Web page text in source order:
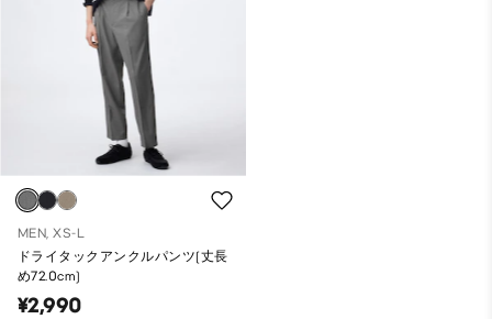
MEN, XS-L
ドライタックアンクルパンツ(丈長
め72.0cm)
¥2,990